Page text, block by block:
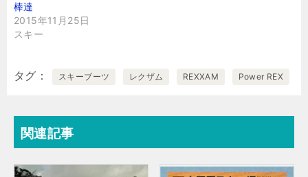
棒達
2015年11月25日
スキー
タグ スキーブーツ レクザム REXXAM Power REX
関連記事